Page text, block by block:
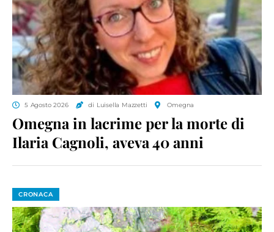
5 Agosto 2026 di Luisella Mazzetti Omegna
Omegna in lacrime per la morte di
Ilaria Cagnoli, aveva 40 anni
CRONACA